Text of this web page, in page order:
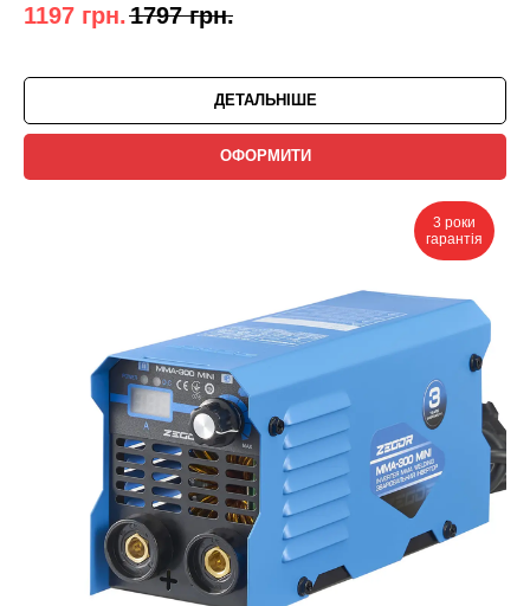
1197 грн.1797 грн.
ДЕТАЛЬНІШЕ
ОФОРМИТИ
3 роки
гарантія